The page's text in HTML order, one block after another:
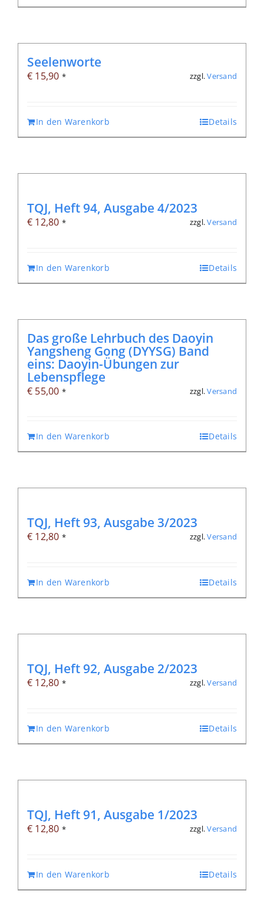
Seelenworte
€ 15,90 * zzgl.Versand
In den Warenkorb Details
TQJ, Heft 94, Ausgabe 4/2023
€ 12,80 * zzgl.Versand
In den Warenkorb Details
Das große Lehrbuch des Daoyin
Yangsheng Gong (DYYSG) Band
eins: Daoyin-Übungen zur
Lebenspflege
€ 55,00 * zzgl.Versand
In den Warenkorb Details
TQJ, Heft 93, Ausgabe 3/2023
€ 12,80 * zzgl.Versand
In den Warenkorb Details
TQJ, Heft 92, Ausgabe 2/2023
€ 12,80 * zzgl.Versand
In den Warenkorb Details
TQJ, Heft 91, Ausgabe 1/2023
€ 12,80 * zzgl.Versand
In den Warenkorb Details